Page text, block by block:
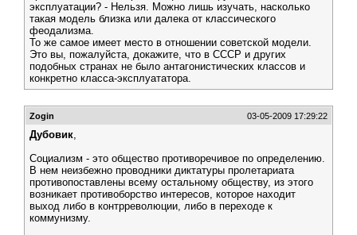
эксплуатации? - Нельзя. Можно лишь изучать, насколько
такая модель близка или далека от классического
феодализма.
То же самое имеет место в отношении советской модели.
Это вы, пожалуйста, докажите, что в СССР и других
подобных странах не было антагонистических классов и
конкретно класса-эксплуататора.
Zogin 03-05-2009 17:29:22
Дубовик,
Социализм - это общество противоречивое по определению.
В нем неизбежно проводники диктатуры пролетариата
противопоставлены всему остальному обществу, из этого
возникает противоборство интересов, которое находит
выход либо в контрреволюции, либо в переходе к
коммунизму.